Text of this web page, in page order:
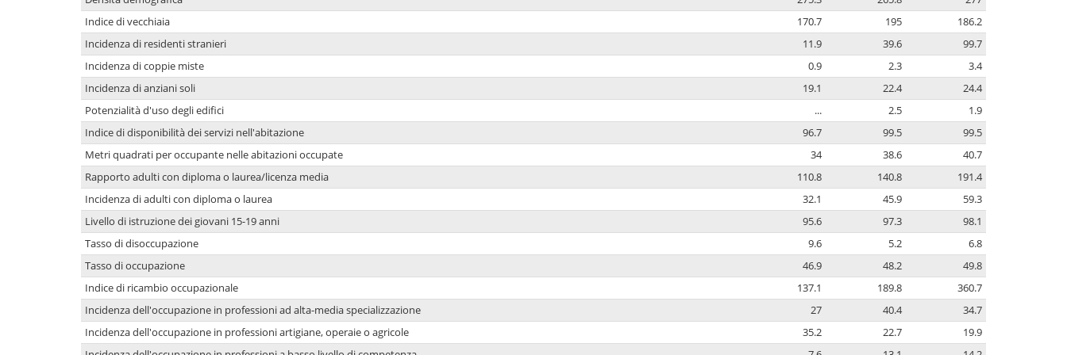
Indice di vecchiaia
170.7 195
186.2
Incidenza di residenti stranieri
11.9 39.6
99.7
Incidenza di coppie miste
0.9 2.3
3.4
Incidenza di anziani soli
19.1 22.4
24.4
Potenzialità d'uso degli edifici
... 2.5
1.9
Indice di disponibilità dei servizi nell'abitazione
96.7 99.5
99.5
Metri quadrati per occupante nelle abitazioni occupate
34 38.6
40.7
Rapporto adulti con diploma o laurea/licenza media
110.8 140.8
191.4
Incidenza di adulti con diploma o laurea
32.1 45.9
59.3
Livello di istruzione dei giovani 15-19 anni
95.6 97.3
98.1
Tasso di disoccupazione
9.6 5.2
6.8
Tasso di occupazione
46.9 48.2
49.8
Indice di ricambio occupazionale
137.1 189.8
360.7
Incidenza dell'occupazione in professioni ad alta-media specializzazione
27 40.4
34.7
Incidenza dell'occupazione in professioni artigiane, operaie o agricole
35.2 22.7
19.9